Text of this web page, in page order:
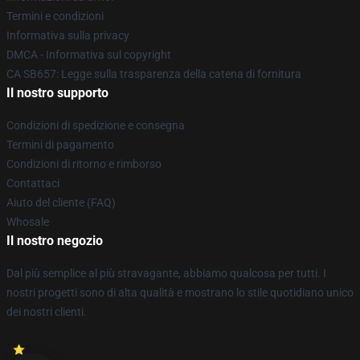
Termini e condizioni
Informativa sulla privacy
DMCA - Informativa sul copyright
CA SB657: Legge sulla trasparenza della catena di fornitura
Il nostro supporto
Condizioni di spedizione e consegna
Termini di pagamento
Condizioni di ritorno e rimborso
Contattaci
Aiuto del cliente (FAQ)
Whosale
Il nostro negozio
Dal più semplice al più stravagante, abbiamo qualcosa per tutti. I
nostri progetti sono di alta qualità e mostrano lo stile quotidiano unico
dei nostri clienti.